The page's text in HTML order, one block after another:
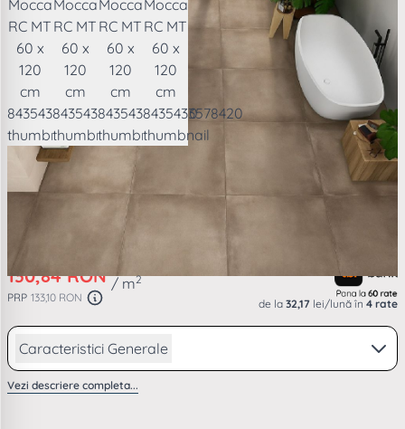
Gresie Alaplana Lecco Portelanata Mocca RC MT 60 x 120
cm 8435433578420
130,84 RON
PRP 133,10 RON
/ m2
de la 32,17 lei/lună în 4 rate
Caracteristici Generale
Vezi descriere completa...